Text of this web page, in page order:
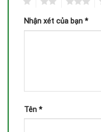
Nhận xét của bạn *
Tên *